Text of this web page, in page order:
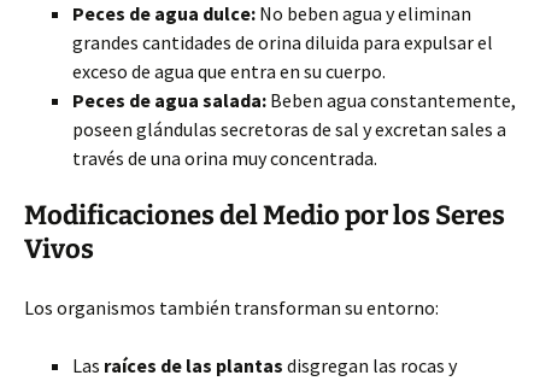
Peces de agua dulce: No beben agua y eliminan
grandes cantidades de orina diluida para expulsar el
exceso de agua que entra en su cuerpo.
Peces de agua salada: Beben agua constantemente,
poseen glándulas secretoras de sal y excretan sales a
través de una orina muy concentrada.
Modificaciones del Medio por los Seres
Vivos
Los organismos también transforman su entorno:
Las raíces de las plantas disgregan las rocas y